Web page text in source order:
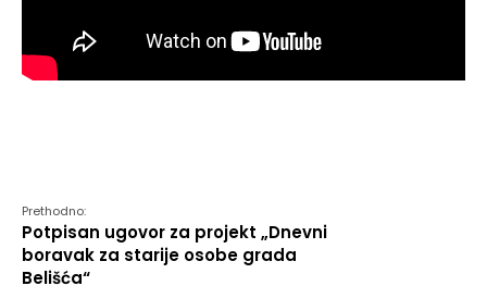
Prethodno:
Potpisan ugovor za projekt „Dnevni
boravak za starije osobe grada
Belišća“